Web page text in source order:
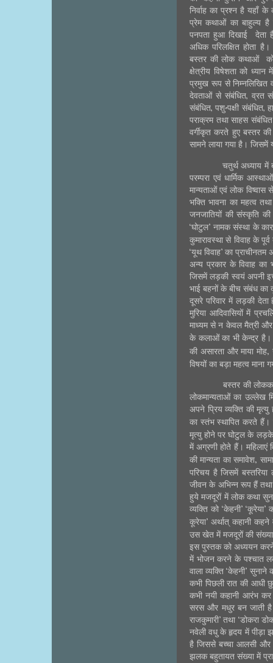
निर्वाह का प्रश्न है यहाँ
प्रेम कथाओं का बाहुल्य है
पनपता हुआ दिखाई
देता
अधिक परिलक्षित होता है।
बस्तर की लोक कथाओं को
क्षेत्रीय विषेशता को
प्रमुख रूप से निम्नलिखित
देवताओं से संबंधित, व्रत
संबंधित,पशु-पक्षी संबंधित,
पराक्रम तथा साहस
वर्गीकृत करते हुए बस्तर की
सामने लाया गया है। जिसमें
चतुर्थ अध्याय में
परम्परा एवं धार्मिक
मान्यताओं एवं लोक
भक्ति भावना का महत्व
जनजातियों की संस्कृति
‘घोटुल’ नामक संस्था के
कुमारावस्था से विवाह के
‘यूथ विवाह’ का
अन्य प्रकार के विवाह का
जिसमें लड़की स्वयं अपनी
भाई बहनों के बीच संबंध का
दूसरे परिवार में लड़की देता
मुरिया आदिवासियों में
माध्यम से न केवल मैत्री और
के कलाओं का भी केन्द्र है।
की असारता और माया मोह,
विषयों का बड़ा महत्व माना
बस्तर की
लोकमान्यताओं का उल्लेख
अपने प्रिय व्यक्ति की मृत्यु
का स्तंभ स्थापित करते हैं।
मृत्यु होने पर घोटुल के लड़के
में अग्रणी होते हैं। महिलाएं
की मान्यता का समावेश,
परिचय है जिसमें
जीवन के अभिन्न रूप हैं
हुये मजदूरों में लोक कथा
व्यक्ति को ‘केहनी’
कूरेया’ अर्थात् कहानी कहने
उस खेत में मजदूरों की संख्या
इस पुस्तक को अध्ययन करने
में भोजन करने के पश्चात
वाला व्यक्ति ‘केहनी’
कभी पिछली रात की आधी
कभी नयी कहानी आरंभ कर
सरस और मधुर बन जाती है।
राजकुमारी’ तथा ‘डोकरा
नवेली वधु के हृदय में पीड़ा
है जिससे बच्चा आलसी और
झलक बहुतायत संख्या में